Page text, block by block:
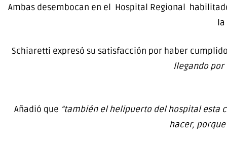
Ambas desembocan en el Hospital Regional
Schiaretti expresó su satisfacción por haber
llegando por
Añadió que “también el helipuerto del hospital esta
hacer,